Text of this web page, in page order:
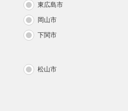
東広島市
岡山市
下関市
松山市